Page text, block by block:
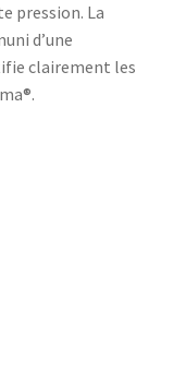
pression. La
d’une
clairement les